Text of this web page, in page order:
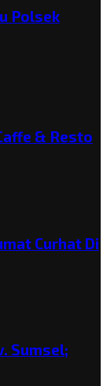
Polsek
& Resto
Curhat Di
Sumsel;